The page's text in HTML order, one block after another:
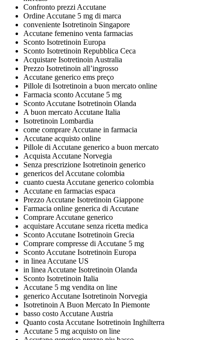
Confronto prezzi Accutane
Ordine Accutane 5 mg di marca
conveniente Isotretinoin Singapore
Accutane femenino venta farmacias
Sconto Isotretinoin Europa
Sconto Isotretinoin Repubblica Ceca
Acquistare Isotretinoin Australia
Prezzo Isotretinoin all’ingrosso
Accutane generico ems preço
Pillole di Isotretinoin a buon mercato online
Farmacia sconto Accutane 5 mg
Sconto Accutane Isotretinoin Olanda
A buon mercato Accutane Italia
Isotretinoin Lombardia
come comprare Accutane in farmacia
Accutane acquisto online
Pillole di Accutane generico a buon mercato
Acquista Accutane Norvegia
Senza prescrizione Isotretinoin generico
genericos del Accutane colombia
cuanto cuesta Accutane generico colombia
Accutane en farmacias espaсa
Prezzo Accutane Isotretinoin Giappone
Farmacia online generica di Accutane
Comprare Accutane generico
acquistare Accutane senza ricetta medica
Sconto Accutane Isotretinoin Grecia
Comprare compresse di Accutane 5 mg
Sconto Accutane Isotretinoin Europa
in linea Accutane US
in linea Accutane Isotretinoin Olanda
Sconto Isotretinoin Italia
Accutane 5 mg vendita on line
generico Accutane Isotretinoin Norvegia
Isotretinoin A Buon Mercato In Piemonte
basso costo Accutane Austria
Quanto costa Accutane Isotretinoin Inghilterra
Accutane 5 mg acquisto on line